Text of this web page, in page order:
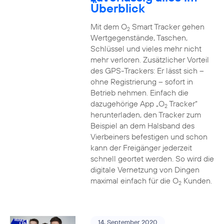
Überblick
Mit dem O2Smart Tracker gehen
Wertgegenstände, Taschen,
Schlüssel und vieles mehr nicht
mehr verloren. Zusätzlicher Vorteil
des GPS-Trackers: Er lässt sich –
ohne Registrierung – sofort in
Betrieb nehmen. Einfach die
dazugehörige App „O2Tracker“
herunterladen, den Tracker zum
Beispiel an dem Halsband des
Vierbeiners befestigen und schon
kann der Freigänger jederzeit
schnell geortet werden. So wird die
digitale Vernetzung von Dingen
maximal einfach für die O2Kunden.
14. September 2020